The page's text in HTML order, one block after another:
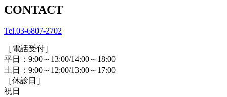
CONTACT
Tel.03-6807-2702
［電話受付］
平日：9:00～13:00/14:00～18:00
土日：9:00～12:00/13:00～17:00
［休診日］
祝日